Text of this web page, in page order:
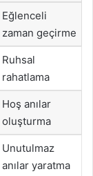
Eğlenceli
zaman geçirme
Ruhsal
rahatlama
Hoş anılar
oluşturma
Unutulmaz
anılar yaratma